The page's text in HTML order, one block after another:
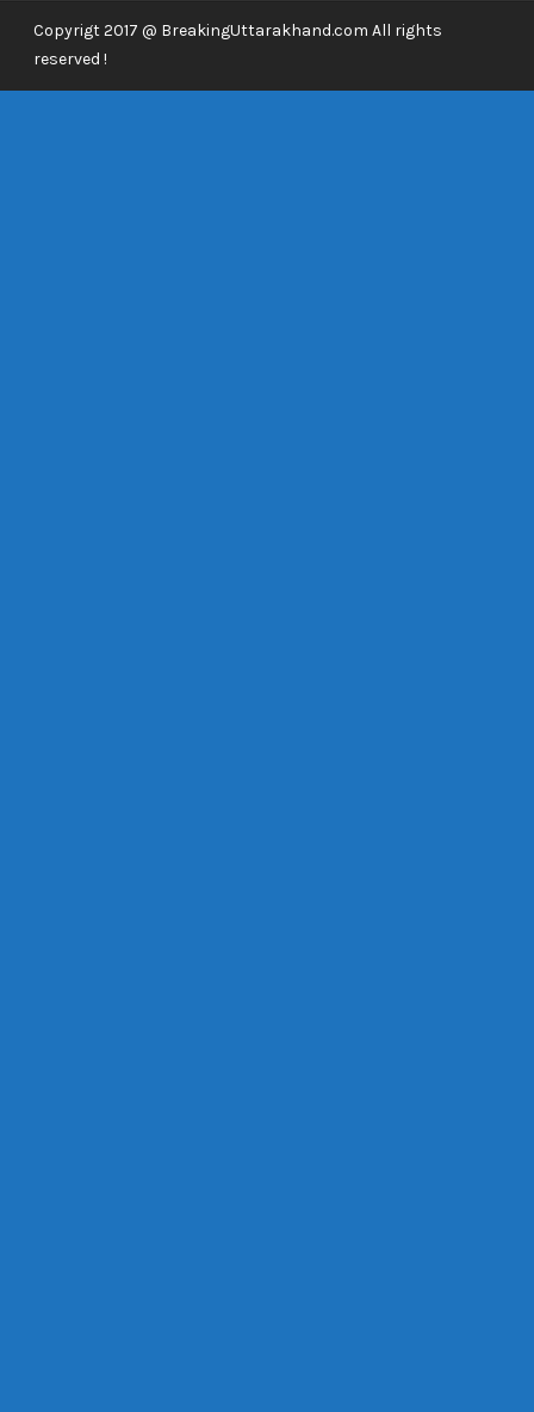
Copyrigt 2017 @ BreakingUttarakhand.com All rights
reserved !